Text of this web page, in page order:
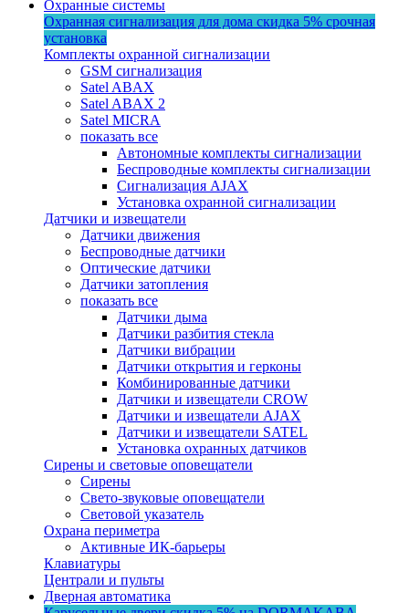
Охранные системы
Охранная сигнализация для дома скидка 5% срочная
установка
Комплекты охранной сигнализации
GSM сигнализация
Satel ABAX
Satel ABAX 2
Satel MICRA
показать все
Автономные комплекты сигнализации
Беспроводные комплекты сигнализации
Сигнализация AJAX
Установка охранной сигнализации
Датчики и извещатели
Датчики движения
Беспроводные датчики
Оптические датчики
Датчики затопления
показать все
Датчики дыма
Датчики разбития стекла
Датчики вибрации
Датчики открытия и герконы
Комбинированные датчики
Датчики и извещатели CROW
Датчики и извещатели AJAX
Датчики и извещатели SATEL
Установка охранных датчиков
Сирены и световые оповещатели
Сирены
Свето-звуковые оповещатели
Световой указатель
Охрана периметра
Активные ИК-барьеры
Клавиатуры
Централи и пульты
Дверная автоматика